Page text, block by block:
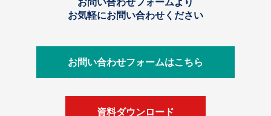
お気軽にお問い合わせください
お問い合わせフォームはこちら
資料ダウンロード